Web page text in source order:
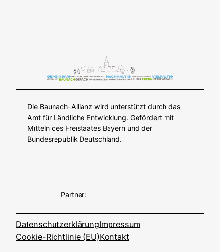
Die Baunach-Allianz wird unterstützt durch das
Amt für Ländliche Entwicklung. Gefördert mit
Mitteln des Freistaates Bayern und der
Bundesrepublik Deutschland.
Partner:
DatenschutzerklärungImpressum
Cookie-Richtlinie (EU)Kontakt